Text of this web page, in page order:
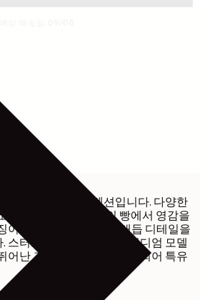
의 상징적인 컬렉션입니다. 다양한
프트 백은 같은 이름의 빵에서 영감을
이며, 탑스티치 패널과 매듭 디테일을
스터드 스트랩이 장식된 미디엄 모델
어난 그레인 가죽으로 제작되어 특유